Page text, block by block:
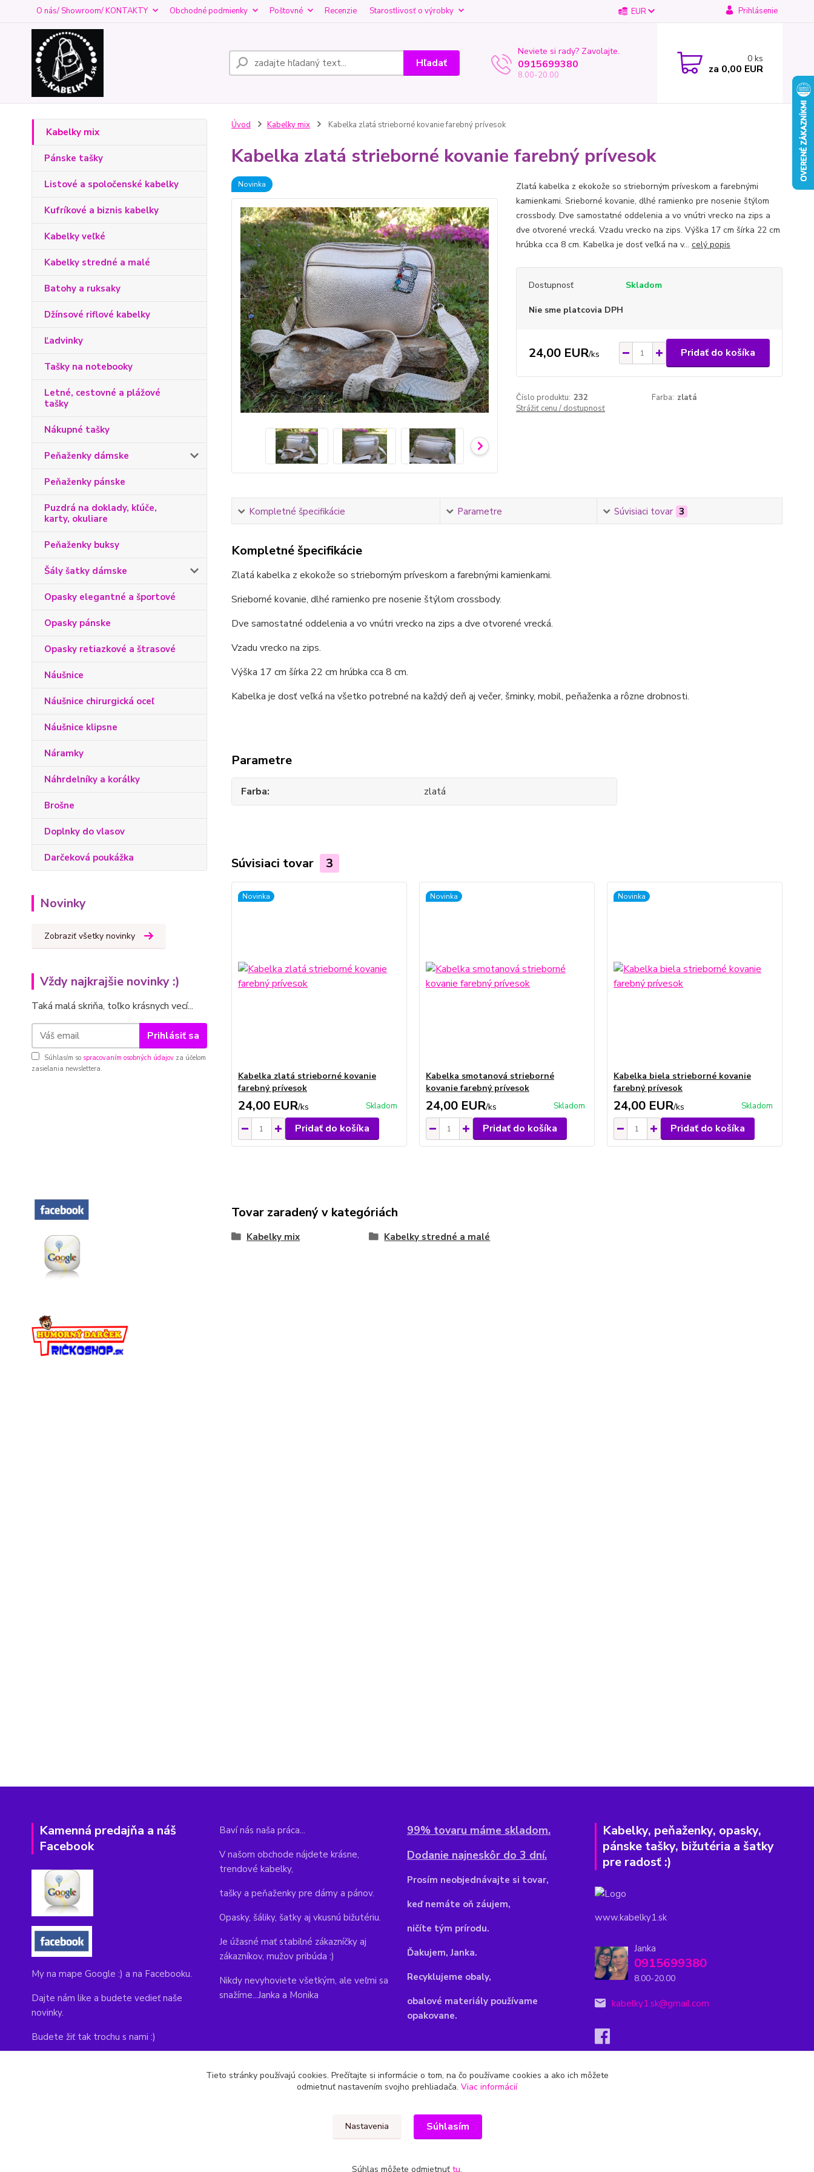
O nás/ Showroom/ KONTAKTY Obchodné podmienky Poštovné Recenzie Starostlivosť o výrobky EUR Prihlásenie
Hľadať
Neviete si rady? Zavolajte.
0915699380
8.00-20.00
0 ks
za 0,00 EUR
Kabelky mix
Pánske tašky
Listové a spoločenské kabelky
Kufríkové a biznis kabelky
Kabelky veľké
Kabelky stredné a malé
Batohy a ruksaky
Džínsové riflové kabelky
Ľadvinky
Tašky na notebooky
Letné, cestovné a plážové
tašky
Nákupné tašky
Peňaženky dámske
Peňaženky pánske
Puzdrá na doklady, kľúče,
karty, okuliare
Peňaženky buksy
Šály šatky dámske
Opasky elegantné a športové
Opasky pánske
Opasky retiazkové a štrasové
Náušnice
Náušnice chirurgická oceľ
Náušnice klipsne
Náramky
Náhrdelníky a korálky
Brošne
Doplnky do vlasov
Darčeková poukážka
Novinky
Zobraziť všetky novinky
Vždy najkrajšie novinky :)
Taká malá skriňa, toľko krásnych vecí...
Prihlásiť sa
Súhlasím so spracovaním osobných údajov za účelom
zasielania newslettera.
Úvod Kabelky mix Kabelka zlatá strieborné kovanie farebný prívesok
Kabelka zlatá strieborné kovanie farebný prívesok
Novinka
Zlatá kabelka z ekokože so strieborným príveskom a farebnými
kamienkami. Srieborné kovanie, dlhé ramienko pre nosenie štýlom
crossbody. Dve samostatné oddelenia a vo vnútri vrecko na zips a
dve otvorené vrecká. Vzadu vrecko na zips. Výška 17 cm šírka 22 cm
hrúbka cca 8 cm. Kabelka je dosť veľká na v... celý popis
Dostupnosť Skladom
Nie sme platcovia DPH
24,00 EUR/ks Pridať do košíka
Číslo produktu: 232 Farba: zlatá
Strážiť cenu / dostupnosť
Kompletné špecifikácie Parametre Súvisiaci tovar 3
Kompletné špecifikácie
Zlatá kabelka z ekokože so strieborným príveskom a farebnými kamienkami.
Srieborné kovanie, dlhé ramienko pre nosenie štýlom crossbody.
Dve samostatné oddelenia a vo vnútri vrecko na zips a dve otvorené vrecká.
Vzadu vrecko na zips.
Výška 17 cm šírka 22 cm hrúbka cca 8 cm.
Kabelka je dosť veľká na všetko potrebné na každý deň aj večer, šminky, mobil, peňaženka a rôzne drobnosti.
Parametre
Farba zlatá
Súvisiaci tovar 3
Novinka
Kabelka zlatá strieborné kovanie
farebný prívesok
24,00 EUR/ks Skladom
Pridať do košíka
Novinka
Kabelka smotanová strieborné
kovanie farebný prívesok
24,00 EUR/ks Skladom
Pridať do košíka
Novinka
Kabelka biela strieborné kovanie
farebný prívesok
24,00 EUR/ks Skladom
Pridať do košíka
Tovar zaradený v kategóriách
Kabelky mix Kabelky stredné a malé
Kamenná predajňa a náš
Facebook
My na mape Google :) a na Facebooku.
Dajte nám like a budete vedieť naše
novinky.
Budete žiť tak trochu s nami :)
Baví nás naša práca...
V našom obchode nájdete krásne,
trendové kabelky,
tašky a peňaženky pre dámy a pánov.
Opasky, šáliky, šatky aj vkusnú bižutériu.
Je úžasné mať stabilné zákazníčky aj
zákazníkov, mužov pribúda :)
Nikdy nevyhoviete všetkým, ale veľmi sa
snažíme...Janka a Monika
99% tovaru máme skladom.
Dodanie najneskôr do 3 dní.
Prosím neobjednávajte si tovar,
keď nemáte oň záujem,
ničíte tým prírodu.
Ďakujem, Janka.
Recyklujeme obaly,
obalové materiály používame
opakovane.
Kabelky, peňaženky, opasky,
pánske tašky, bižutéria a šatky
pre radosť :)
www.kabelky1.sk
Janka
0915699380
8.00-20.00
kabelky1.sk@gmail.com
Tieto stránky používajú cookies. Prečítajte si informácie o tom, na čo používame cookies a ako ich môžete
odmietnuť nastavením svojho prehliadača. Viac informácií
Nastavenia Súhlasím
Súhlas môžete odmietnuť tu.